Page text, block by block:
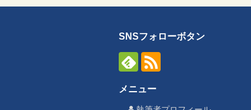
SNSフォローボタン
メニュー